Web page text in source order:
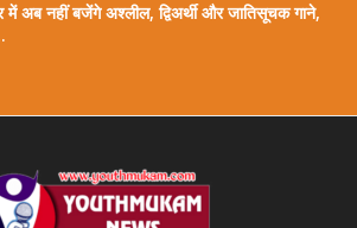
में अब नहीं बजेंगे अश्लील, द्विअर्थी और जातिसूचक गाने,